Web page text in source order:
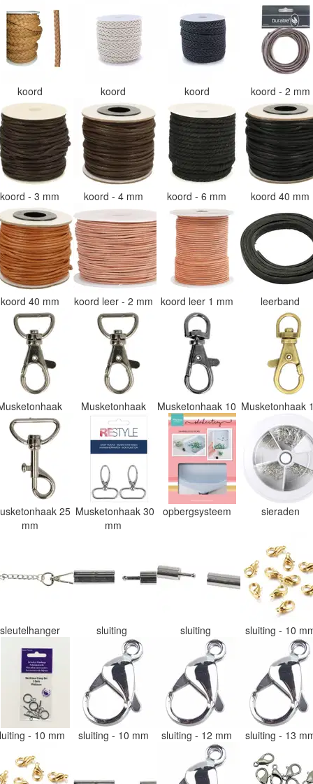
koord koord koord koord - 2 mm
koord - 3 mm koord - 4 mm koord - 6 mm koord 40 mm
koord 40 mm koord leer - 2 mm koord leer 1 mm leerband
Musketonhaak Musketonhaak 10 Musketonhaak
25
mm
Musketonhaak 30
mm
opbergsysteem sieraden
sleutelhanger sluiting sluiting sluiting - 10
- 10 mm sluiting - 10 mm sluiting - 12 mm sluiting - 13